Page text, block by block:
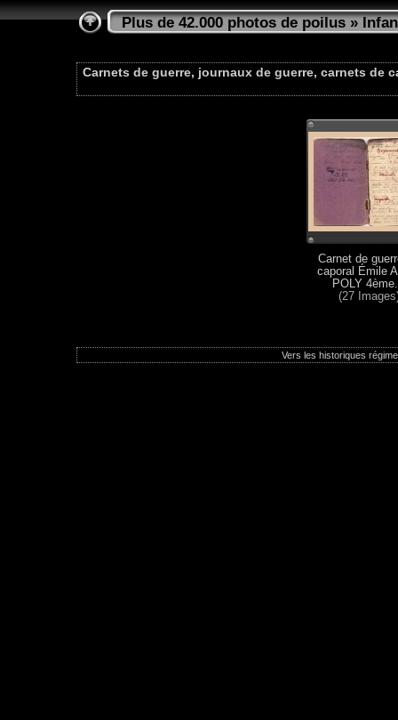
Plus de 42.000 photos de poilus»
Carnets de guerre, journaux de guerre, carnets de
Carnet de
caporal Émile
POLY
(27
Vers les historiques